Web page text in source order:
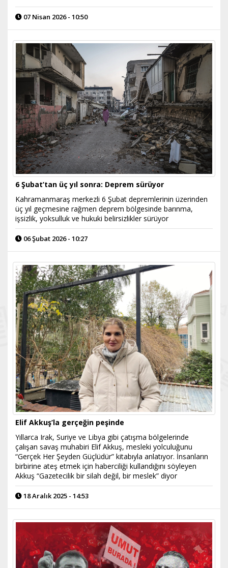
07 Nisan 2026 - 10:50
6 Şubat’tan üç yıl sonra: Deprem sürüyor
Kahramanmaraş merkezli 6 Şubat depremlerinin üzerinden
üç yıl geçmesine rağmen deprem bölgesinde barınma,
işsizlik, yoksulluk ve hukuki belirsizlikler sürüyor
06 Şubat 2026 - 10:27
Elif Akkuş’la gerçeğin peşinde
Yıllarca Irak, Suriye ve Libya gibi çatışma bölgelerinde
çalışan savaş muhabiri Elif Akkuş, mesleki yolculuğunu
“Gerçek Her Şeyden Güçlüdür” kitabıyla anlatıyor. İnsanların
birbirine ateş etmek için haberciliği kullandığını söyleyen
Akkuş “Gazetecilik bir silah değil, bir meslek” diyor
18 Aralık 2025 - 14:53